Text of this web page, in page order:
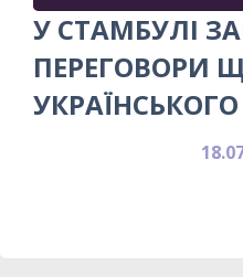
У СТАМБУЛІ
ПЕРЕГОВОРИ